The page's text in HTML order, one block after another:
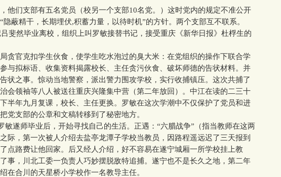
们支部有五名党员（校另一个支部10名党。）这时党内的规定不准公开
隐蔽精干，长期埋伏,积蓄力量，以待时机”的方针。两个支部互不联系。
斐然毕业离校，组织上叫罗敏接替书记，接受重庆《新华日报》杜桴生的
官克扣学生伙食，使学生吃水泡过的臭大米：在党组织的操作下联合学
与拟标语、收集资料揭露校长、主任贪污伙食、破坏师德的告状材料。并
状之事。惊动当地警察，派出警力围攻学校，实行收捕镇压。这次共捕了
会领袖等八人被送往重庆兴隆集中营（第二年放回）。中江在读的二三十
半年九月复课，校长、主任更换。罗敏在这次学潮中不仅保护了党员和进
党支部的公章和文稿转移到了秘密地方。
遂师毕业后，开始寻找自己的生活。正遇：“六腊战争”（指当教师在这两
际，第一次被人介绍去盐亭龙潭子学校当教员，因路程遥远迟了三天报到
点路费让他回家。后又经人介绍，好不容易在遂宁城厢一所学校挂上教
事，川北工委一负责人巧妙摆脱敌特追捕。遂宁也不是长久之地，第二年
在合川的天星桥小学校作一名教导主任。